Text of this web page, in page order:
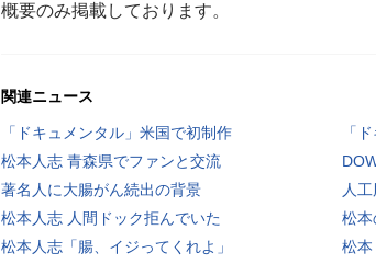
概要のみ掲載しております。
関連ニュース
「ドキュメンタル」米国で初制作
「
松本人志 青森県でファンと交流
著名人に大腸がん続出の背景
人
松本人志 人間ドック拒んでいた
松本
松本人志「腸、イジってくれよ」
松本